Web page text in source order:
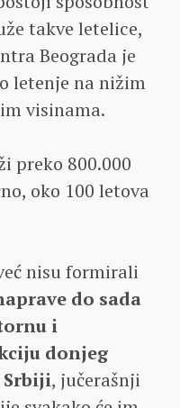
takve letelice,
Beograda je
letenje na nižim
visinama.
preko 800.000
oko 100 letova
nisu formirali
do sada
i
donjeg
Srbiji, jučerašnji